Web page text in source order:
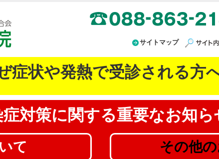
高知県厚生農業協同組合連合会 JA高知病院
サイトマップ
症状や発熱で受診される方
対策に関する重要なお知ら
て その他